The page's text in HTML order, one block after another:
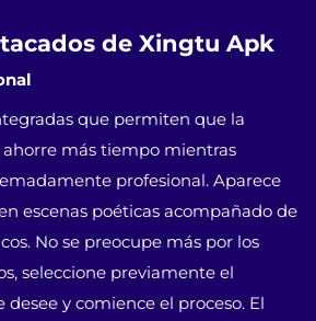
de Xingtu Apk
que permiten que la
más tiempo mientras
profesional. Aparece
escenas poéticas acompañado de
No se preocupe más por los
seleccione previamente el
y comience el proceso. El